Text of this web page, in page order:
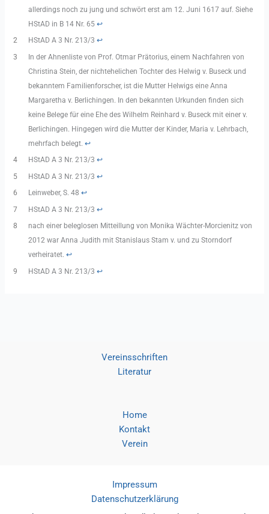
allerdings noch zu jung und schwört erst am 12. Juni 1617 auf. Siehe
HStAD in B 14 Nr. 65 ↩︎
2
HStAD A 3 Nr. 213/3 ↩︎
3
In der Ahnenliste von Prof. Otmar Prätorius, einem Nachfahren von
Christina Stein, der nichtehelichen Tochter des Helwig v. Buseck und
bekanntem Familienforscher, ist die Mutter Helwigs eine Anna
Margaretha v. Berlichingen. In den bekannten Urkunden finden sich
keine Belege für eine Ehe des Wilhelm Reinhard v. Buseck mit einer v.
Berlichingen. Hingegen wird die Mutter der Kinder, Maria v. Lehrbach,
mehrfach belegt. ↩︎
4
HStAD A 3 Nr. 213/3 ↩︎
5
HStAD A 3 Nr. 213/3 ↩︎
6
Leinweber, S. 48 ↩︎
7
HStAD A 3 Nr. 213/3 ↩︎
8
nach einer beleglosen Mitteillung von Monika Wächter-Morcienitz von
2012 war Anna Judith mit Stanislaus Stam v. und zu Storndorf
verheiratet. ↩︎
9
HStAD A 3 Nr. 213/3 ↩︎
Vereinsschriften
Literatur
Home
Kontakt
Verein
Impressum
Datenschutzerklärung